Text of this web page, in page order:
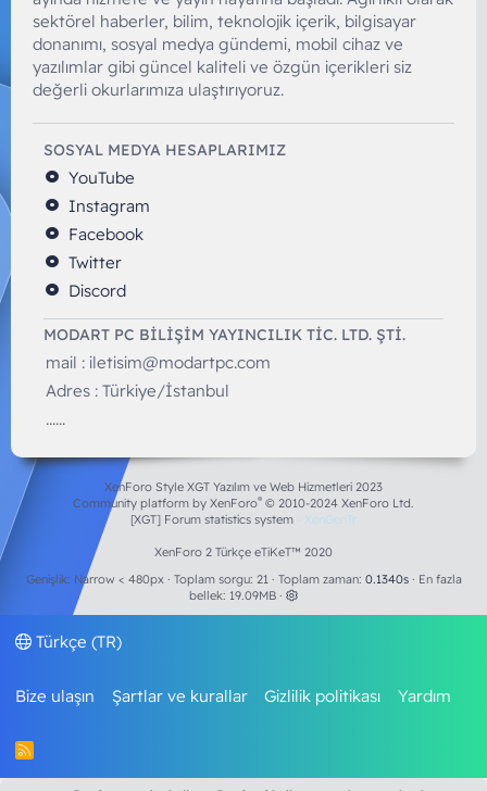
sektörel haberler, bilim, teknolojik içerik, bilgisayar
donanımı, sosyal medya gündemi, mobil cihaz ve
yazılımlar gibi güncel kaliteli ve özgün içerikleri siz
değerli okurlarımıza ulaştırıyoruz.
SOSYAL MEDYA HESAPLARIMIZ
YouTube
Instagram
Facebook
Twitter
Discord
MODART PC BILIŞIM YAYINCILIK TİC. LTD. ŞTİ.
mail : iletisim@modartpc.com
Adres : Türkiye/İstanbul
......
XenForo Style XGT Yazılım ve Web Hizmetleri 2023
Community platform by XenForo® © 2010-2024 XenForo Ltd.
[XGT] Forum statistics system
- XenGenTr
XenForo 2 Türkçe eTiKeT™ 2020
Genişlik
Toplam sorgu 21 Toplam zaman 0.1340s
En fazla
bellek 19.09MB
Türkçe (TR)
Bize ulaşın Şartlar ve kurallar Gizlilik politikası Yardım
R